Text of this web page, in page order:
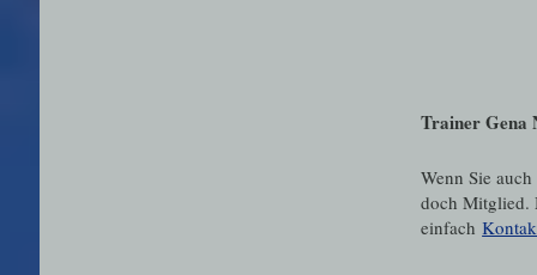
Trainer Gena
Wenn Sie
doch Mitglied.
einfach